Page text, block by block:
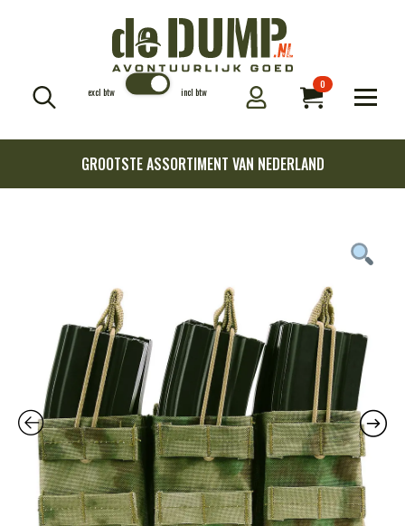
excl btw incl btw
0
GROOTSTE ASSORTIMENT VAN NEDERLAND